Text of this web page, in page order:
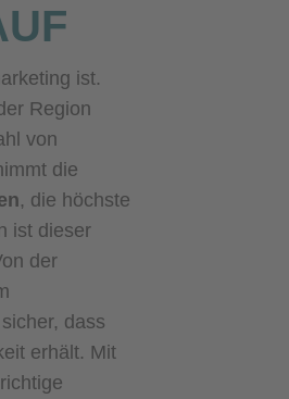
ist.
Region
von
die
, die höchste
ist dieser
der
dass
erhält. Mit